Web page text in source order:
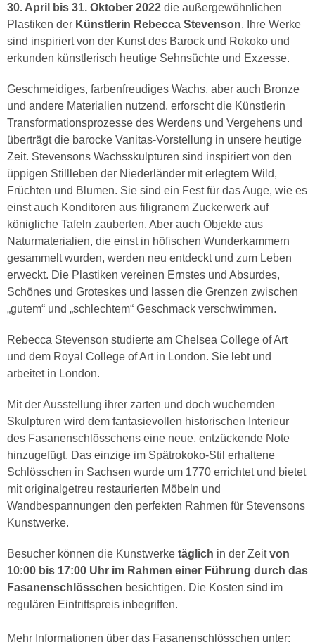
30. April bis 31. Oktober 2022 die außergewöhnlichen
Plastiken der Künstlerin Rebecca Stevenson. Ihre Werke
sind inspiriert von der Kunst des Barock und Rokoko und
erkunden künstlerisch heutige Sehnsüchte und Exzesse.
Geschmeidiges, farbenfreudiges Wachs, aber auch Bronze
und andere Materialien nutzend, erforscht die Künstlerin
Transformationsprozesse des Werdens und Vergehens und
überträgt die barocke Vanitas-Vorstellung in unsere heutige
Zeit. Stevensons Wachsskulpturen sind inspiriert von den
üppigen Stillleben der Niederländer mit erlegtem Wild,
Früchten und Blumen. Sie sind ein Fest für das Auge, wie es
einst auch Konditoren aus filigranem Zuckerwerk auf
königliche Tafeln zauberten. Aber auch Objekte aus
Naturmaterialien, die einst in höfischen Wunderkammern
gesammelt wurden, werden neu entdeckt und zum Leben
erweckt. Die Plastiken vereinen Ernstes und Absurdes,
Schönes und Groteskes und lassen die Grenzen zwischen
„gutem“ und „schlechtem“ Geschmack verschwimmen.
Rebecca Stevenson studierte am Chelsea College of Art
und dem Royal College of Art in London. Sie lebt und
arbeitet in London.
Mit der Ausstellung ihrer zarten und doch wuchernden
Skulpturen wird dem fantasievollen historischen Interieur
des Fasanenschlösschens eine neue, entzückende Note
hinzugefügt. Das einzige im Spätrokoko-Stil erhaltene
Schlösschen in Sachsen wurde um 1770 errichtet und bietet
mit originalgetreu restaurierten Möbeln und
Wandbespannungen den perfekten Rahmen für Stevensons
Kunstwerke.
Besucher können die Kunstwerke täglich in der Zeitvon
10:00 bis 17:00 Uhr im Rahmen einer Führung durch das
Fasanenschlösschen besichtigen. Die Kosten sind im
regulären Eintrittspreis inbegriffen.
Mehr Informationen über das Fasanenschlösschen unter: